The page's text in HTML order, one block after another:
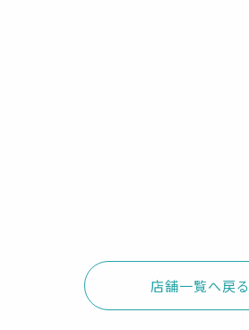
店舗一覧へ戻る